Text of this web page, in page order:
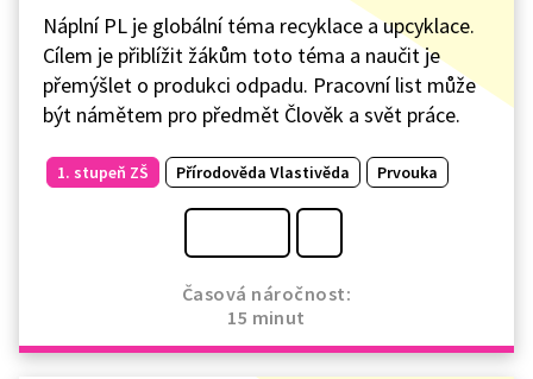
Náplní PL je globální téma recyklace a upcyklace.
Cílem je přiblížit žákům toto téma a naučit je
přemýšlet o produkci odpadu. Pracovní list může
být námětem pro předmět Člověk a svět práce.
1. stupeň ZŠ Přírodověda Vlastivěda Prvouka
Časová náročnost:
15 minut